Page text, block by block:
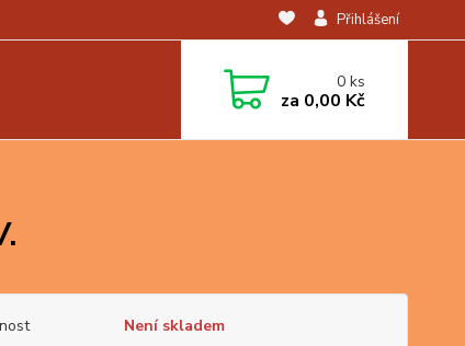
Přihlášení
0ks
za 0,00 Kč
Není skladem